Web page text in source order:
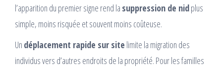
l’apparition du premier signe rend la suppression de nidplus
simple, moins risquée et souvent moins coûteuse.
Un déplacement rapide sur site limite la migration des
individus vers d’autres endroits de la propriété. Pour les familles